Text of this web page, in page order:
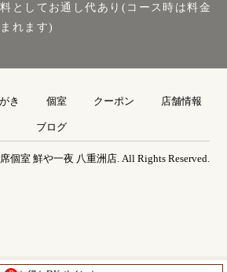
としてお通し代あり(コース時は料金
れます)
き 個室 クーポン 店舗情報
ブログ
個室 鮮や一夜 八重洲店. All Rights Reserved.